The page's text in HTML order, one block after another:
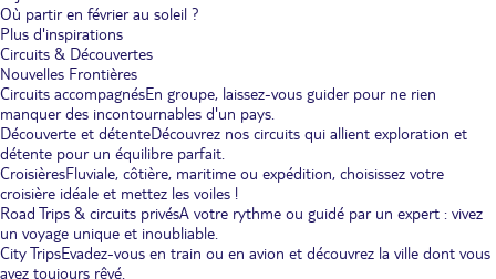
Où partir en février au soleil ?
Plus d'inspirations
Circuits & Découvertes
Nouvelles Frontières
Circuits accompagnésEn groupe, laissez-vous guider pour ne rien
manquer des incontournables d'un pays.
Découverte et détenteDécouvrez nos circuits qui allient exploration et
détente pour un équilibre parfait.
CroisièresFluviale, côtière, maritime ou expédition, choisissez votre
croisière idéale et mettez les voiles !
Road Trips & circuits privésA votre rythme ou guidé par un expert : vivez
un voyage unique et inoubliable.
City TripsEvadez-vous en train ou en avion et découvrez la ville dont vous
avez toujours rêvé.